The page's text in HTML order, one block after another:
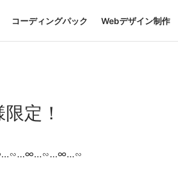
コーディングパック Webデザイン制作
定！